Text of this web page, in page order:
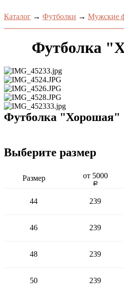
Каталог → Футболки → Мужские
Футболка
Футболка "Хорошая"
Выберите размер
Раз­мер от 5000­
a
44 239
46 239
48 239
50 239